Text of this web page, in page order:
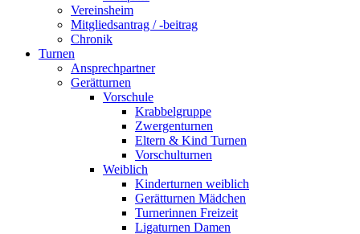
Vereinsheim
Mitgliedsantrag / -beitrag
Chronik
Turnen
Ansprechpartner
Gerätturnen
Vorschule
Krabbelgruppe
Zwergenturnen
Eltern & Kind Turnen
Vorschulturnen
Weiblich
Kinderturnen weiblich
Gerätturnen Mädchen
Turnerinnen Freizeit
Ligaturnen Damen